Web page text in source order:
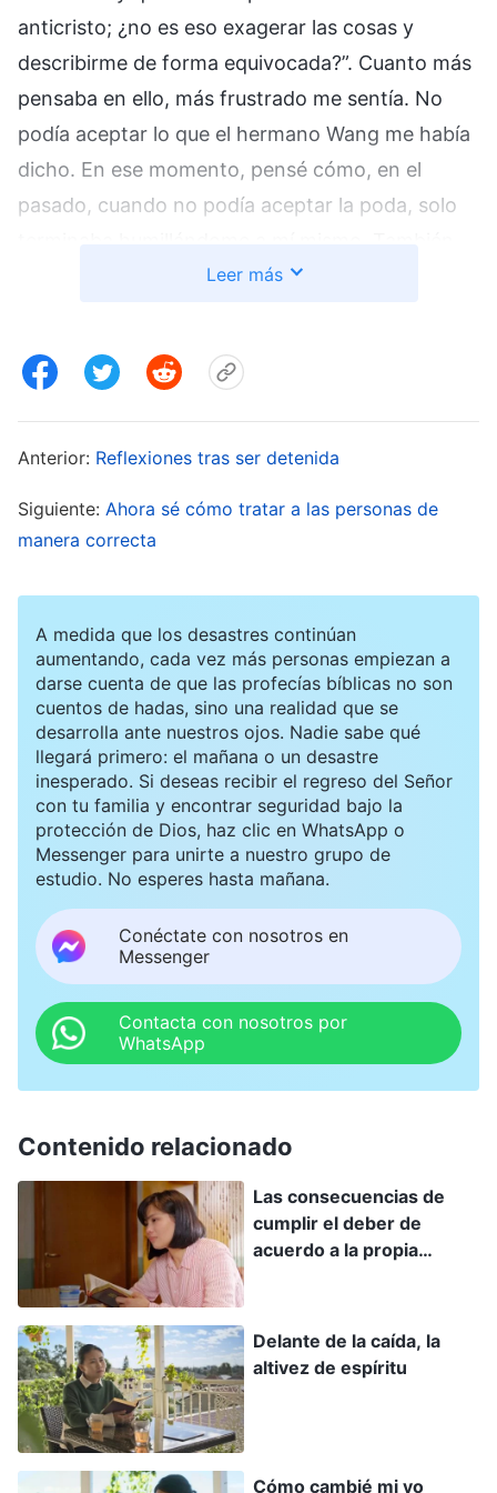
anticristo; ¿no es eso exagerar las cosas y
describirme de forma equivocada?”. Cuanto más
pensaba en ello, más frustrado me sentía. No
podía aceptar lo que el hermano Wang me había
dicho. En ese momento, pensé cómo, en el
pasado, cuando no podía aceptar la poda, solo
pensé en este pasaje de la palabra de Dios: “
Dios y Su soberanía? Cuando te enfrentes a
estos problemas y no sepas cómo entender,
gestionar ni experimentarlos, ¿qué actitud
intención y el deseo de someterte a la
esta sumisión? Primero debes aprender a
esperar; después, debes aprender a buscar y,
después, debes aprender a someterte”(La
Palabra, Vol. II. Sobre conocer a Dios. Dios mismo, el
único III). Me di cuenta de que esta poda contenía
la intención de Dios. Independientemente de si lo
entendía o no, tenía que aceptar y obedecer. Si
lo que decía el hermano Wang era cierto, que
estaba montando un espectáculo y, como
consecuencia de ello, mis hermanos y hermanas
me tenían en alta estima y me adoraban a mí en
lugar de confiar en Dios y buscar los principios-
verdad, y que yo iba por la senda de un
anticristo, entonces eso era muy peligroso.
Cuando pensé en eso, ya no me resistí en mi
hermano Wang: “Aunque aún no me he dado
cuenta de la gravedad de mi problema, dado que
lo has señalado, buscaré al respecto”. Después
de eso, empecé a calmarme y a reflexionar sobre
mis actos.
Recordé que, poco después de comenzar a creer
en Dios, noté que los hermanos y hermanas
estaban muy contentos cuando los líderes y
obreros compartían sobre la verdad para
Leer más
Anterior: Reflexiones tras ser detenida
Siguiente: Ahora sé cómo tratar a las personas de
manera correcta
A medida que los desastres continúan
aumentando, cada vez más personas empiezan a
darse cuenta de que las profecías bíblicas no son
cuentos de hadas, sino una realidad que se
desarrolla ante nuestros ojos. Nadie sabe qué
llegará primero: el mañana o un desastre
inesperado. Si deseas recibir el regreso del Señor
con tu familia y encontrar seguridad bajo la
protección de Dios, haz clic en WhatsApp o
Messenger para unirte a nuestro grupo de
estudio. No esperes hasta mañana.
Conéctate con nosotros en
Messenger
Contacta con nosotros por
WhatsApp
Contenido relacionado
Las consecuencias de
cumplir el deber de
acuerdo a la propia
Delante de la caída, la
altivez de espíritu
Cómo cambié mi yo